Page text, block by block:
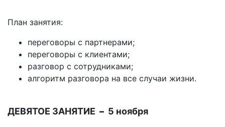
План занятия:
переговоры с партнерами;
переговоры с клиентами;
разговор с сотрудниками;
алгоритм разговора на все случаи жизни.
ДЕВЯТОЕ ЗАНЯТИЕ – 5 ноября